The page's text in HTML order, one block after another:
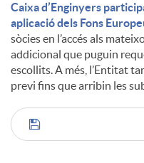
Caixa d’Enginyers
aplicació dels Fons
sòcies en l’accés als
addicional que puguin
escollits. A més, l’Entitat
previ fins que arribin les
C